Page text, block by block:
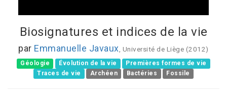
Biosignatures et indices de la vie
par Emmanuelle Javaux , Université de Liège (2012)
Géologie Évolution de la vie
Premières formes de vie
Traces de vie
Archéen Bactéries Fossile